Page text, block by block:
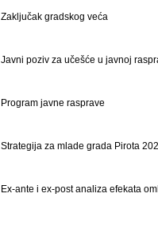
Zaključak gradskog veća
Javni poziv za učešće u javnoj
Program javne rasprave
Strategija za mlade grada Pirota
Ex-ante i ex-post analiza efekata